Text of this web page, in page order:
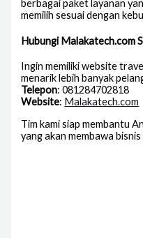
berbagai paket layanan
memilih sesuai dengan
Hubungi Malakatech.com
Ingin memiliki website
menarik lebih banyak
Telepon: 081284702818
Website: Malakatech.com
Tim kami siap membantu
yang akan membawa